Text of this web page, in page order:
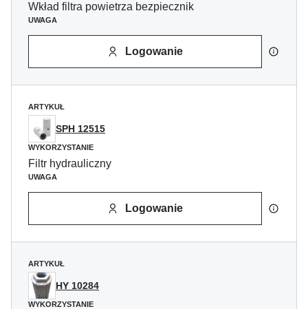
Wkład filtra powietrza bezpiecznik
UWAGA
Logowanie
ARTYKUŁ
SPH 12515
WYKORZYSTANIE
Filtr hydrauliczny
UWAGA
Logowanie
ARTYKUŁ
HY 10284
WYKORZYSTANIE